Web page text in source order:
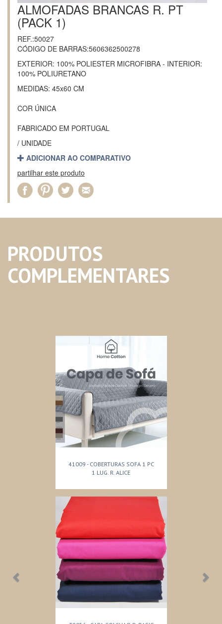
ALMOFADAS BRANCAS R. PT
(PACK 1)
REF.:50027
CÓDIGO DE BARRAS:5606362500278
EXTERIOR: 100% POLIESTER MICROFIBRA - INTERIOR:
100% POLIURETANO
MEDIDAS: 45x60 CM
COR ÚNICA
FABRICADO EM PORTUGAL
/ UNIDADE
ADICIONAR AO COMPARATIVO
partilhar este produto
PRODUTOS
COMPLEMENTARES
41009 - COBERTURAS SOFA 1 PC
1 LUG. R. ALICE